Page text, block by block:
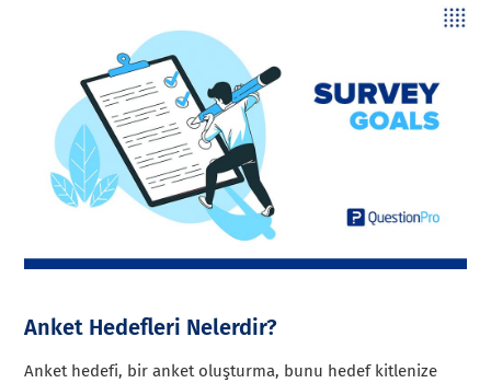
Anket Hedefleri Nelerdir?
Anket hedefi, bir anket oluşturma, bunu hedef kitlenize